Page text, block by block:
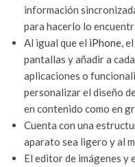
información
para hacerlo lo
Al igual que el iPhone ,
pantallas y añadir a
aplicaciones o
personalizar el diseño
en contenido como en
Cuenta con una
aparato sea ligero y al
El editor de imágenes y